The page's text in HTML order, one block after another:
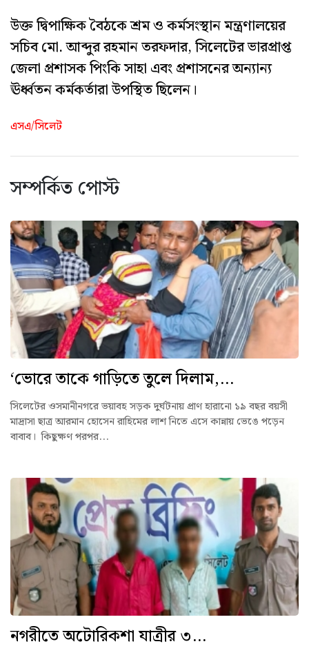
​উক্ত দ্বিপাক্ষিক বৈঠকে শ্রম ও কর্মসংস্থান মন্ত্রণালয়ের
সচিব মো. আব্দুর রহমান তরফদার, সিলেটের ভারপ্রাপ্ত
জেলা প্রশাসক পিংকি সাহা এবং প্রশাসনের অন্যান্য
ঊর্ধ্বতন কর্মকর্তারা উপস্থিত ছিলেন।
এসএ/সিলেট
সম্পর্কিত পোস্ট
‘ভোরে তাকে গাড়িতে তুলে দিলাম,...
সিলেটের ওসমানীনগরে ভয়াবহ সড়ক দুর্ঘটনায় প্রাণ হারানো ১৯ বছর বয়সী
মাদ্রাসা ছাত্র আরমান হোসেন রাহিমের লাশ নিতে এসে কান্নায় ভেঙে পড়েন
বাবাব। কিছুক্ষণ পরপর...
নগরীতে অটোরিকশা যাত্রীর ৩...